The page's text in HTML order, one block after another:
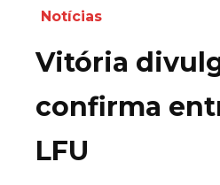
Notícias
Vitória
confirma
LFU